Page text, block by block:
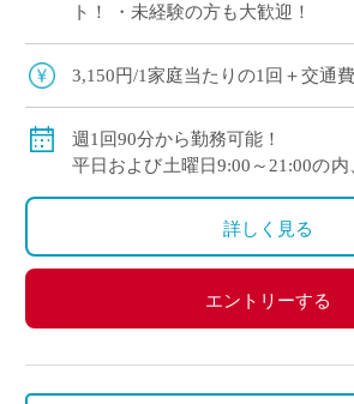
ト！ ・未経験の方も大歓迎！
3,150円/1家庭当たりの1回＋交通
週1回90分から勤務可能！
平日および土曜日9:00～21:00の
わせて時間を決定
ご自身のご都合の良い時間帯の
※5月～3月で実施します。
(勤務イメージ）
詳しく見る
エントリーする